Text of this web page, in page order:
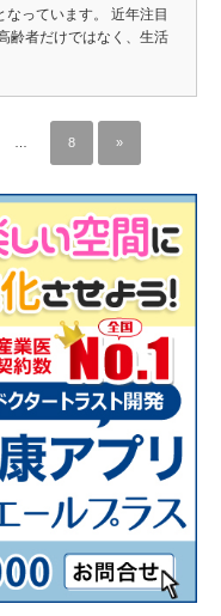
っています。 近年注目
齢者だけではなく、生活
8 »